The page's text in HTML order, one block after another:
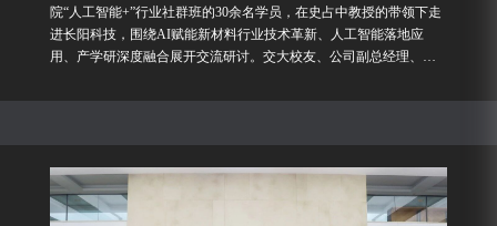
院“人工智能+”行业社群班的30余名学员，在史占中教授的带领下走
进长阳科技，围绕AI赋能新材料行业技术革新、人工智能落地应
用、产学研深度融合展开交流研讨。交大校友、公司副总经理、研